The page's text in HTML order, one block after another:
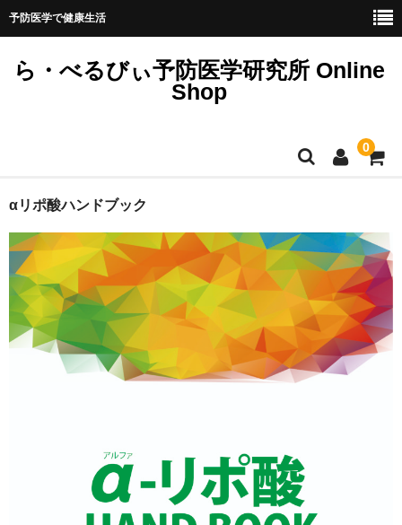
予防医学で健康生活
ら・べるびぃ予防医学研究所 Online
Shop
0
ホーム
ミネラル検査
その他検査
書籍
ミネラル講座
特定商取引法に基づく表記
αリポ酸ハンドブック